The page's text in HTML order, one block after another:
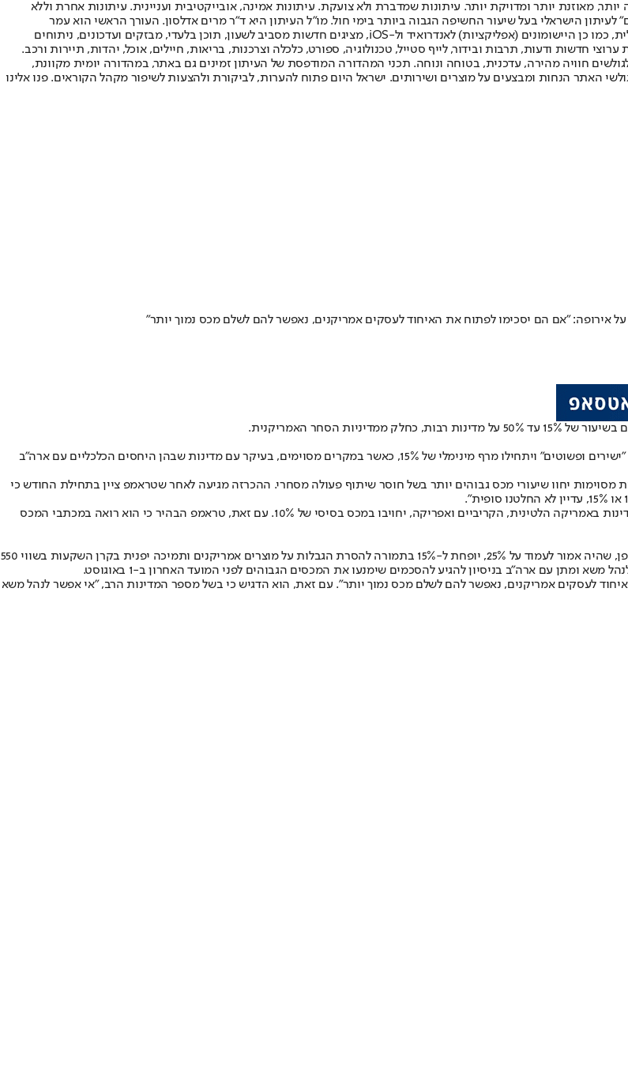
מאוזנת יותר ומדויקת יותר. עיתונות שמדברת ולא צועקת. עיתונות אמינה, אובייקטיבית ועניינית. עיתונות אחרת וללא
הראשונה פורסמה ב-30 ביולי 2007, וב-2010 הפך "ישראל היום" לעיתון הישראלי בעל שיעור החשיפה הגבוה ביותר בימי חול. מו"ל העיתון היא ד"ר מרים אדלסון. העורך הראשי הוא עמר
לחמנוביץ, והעורך המייסד הוא עמוס רגב. אתרי האינטרנט של "ישראל היום" בעברית ובאנגלית, כמו כן היישומונים (אפליקציות) לאנדרואיד ול-iOS, מציגים חדשות מסביב לשעון, תוכן בלעדי, מבזקים ועדכונים, ניתוחים
חדשות ודעות, תרבות ובידור, לייף סטייל, טכנולוגיה, ספורט, כלכלה וצרכנות, בריאות, חיילים, אוכל, יהדות, תיירות ורכב.
לגולשים חוויה מהירה, עדכנית, בטוחה ונוחה. תכני המהדורה המודפסת של העיתון זמינים גם באתר, במהדורה יומית מקוונת,
האתר הנחות ומבצעים על מוצרים ושירותים. ישראל היום פתוח להערות, לביקורת ולהצעות לשיפור מקהל הקוראים. פנו אלינו
אירופה: "אם הם יסכימו לפתוח את האיחוד לעסקים אמריקנים, נאפשר להם לשלם מכס נמוך יותר"
הסחר האמריקנית.
בדברים שנשא ביום רביעי בפסגת בינה מלאכותית בוושינגטון, אמר טראמפ כי המכסים יהיו "ישירים ופשוטים" ויתחילו מרף מינימלי של 15%, כאשר במקרים מסוימים, בעיקר עם מדינות שבהן היחסים הכלכליים עם ארה"ב
מסוימות יחוו שיעורי מכס גבוהים יותר בשל חוסר שיתוף פעולה מסחרי. ההכרזה מגיעה לאחר שטראמפ ציין בתחילת החודש כי
שר המסחר האמריקני, הווארד לוטניק, אמר בראיון ל-CBS News כי מדינות קטנות, כולל מדינות באמריקה הלטינית, הקריביים ואפריקה, יחויבו במכס בסיסי של 10%. עם זאת, טראמפ הבהיר כי הוא רואה במכתבי המכס
למרות זאת, טראמפ השאיר פתח להקלות מסוימות. אמש הוא הודיע כי המכס המתוכנן על יפן, שהיה אמור לעמוד על 25%, יופחת ל-15% בתמורה להסרת הגבלות על מוצרים אמריקנים ותמיכה יפנית בקרן השקעות בשווי 550
ומתן עם ארה"ב בניסיון להגיע להסכמים שימנעו את המכסים הגבוהים לפני המועד האחרון ב-1 באוגוסט.
לעסקים אמריקנים, נאפשר להם לשלם מכס נמוך יותר". עם זאת, הוא הדגיש כי בשל מספר המדינות הרב, "אי אפשר לנהל משא